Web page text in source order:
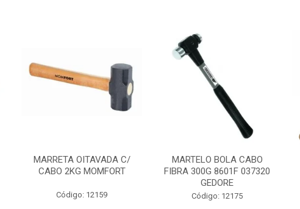
MARRETA OITAVADA C/
CABO 2KG MOMFORT
Código: 12159
MARTELO BOLA CABO
FIBRA 300G 8601F 037320
GEDORE
Código: 12175